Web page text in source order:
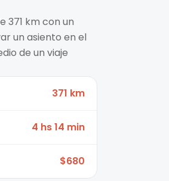
371 km con un
un asiento en el
de un viaje
371 km
4 hs 14 min
$680